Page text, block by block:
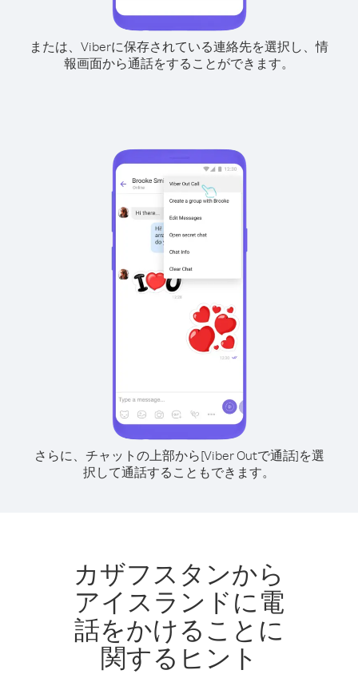
または、Viberに保存されている連絡先を選択し、情
報画面から通話をすることができます。
さらに、チャットの上部から[Viber Outで通話]を選
択して通話することもできます。
カザフスタンから
アイスランドに電
話をかけることに
関するヒント